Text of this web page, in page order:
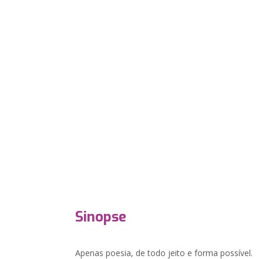
Sinopse
Apenas poesia, de todo jeito e forma possível.